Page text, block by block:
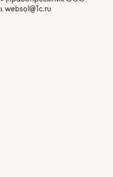
websol@1c.ru